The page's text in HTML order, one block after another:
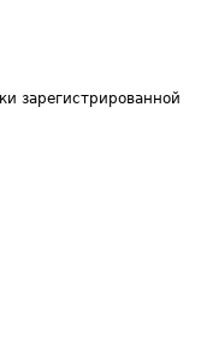
зарегистрированной